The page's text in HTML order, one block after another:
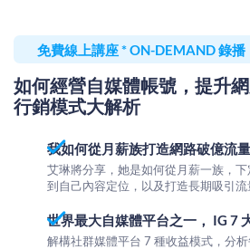
免費線上講座* ON-DEMAND錄播
如何經營自媒體帳號，提升
​​​​​​​行銷模式大解析
我如何從月薪族打造網路破億流量
艾琳將分享，她是如何從月薪一族，
到自己內容定位，以及打造長期吸引流
世界最大自媒體平台之一， IG 7
解構社群媒體平台 7 種收益模式，分析